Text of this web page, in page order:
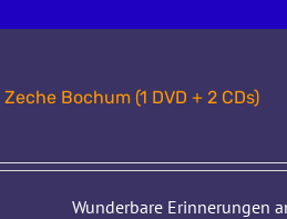
Bochum (1 DVD + 2 CDs)
Wunderbare Erinnerungen